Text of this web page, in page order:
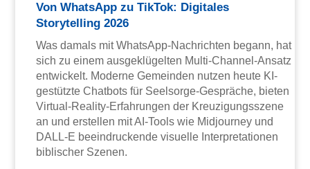
Von WhatsApp zu TikTok: Digitales
Storytelling 2026
Was damals mit WhatsApp-Nachrichten begann, hat
sich zu einem ausgeklügelten Multi-Channel-Ansatz
entwickelt. Moderne Gemeinden nutzen heute KI-
gestützte Chatbots für Seelsorge-Gespräche, bieten
Virtual-Reality-Erfahrungen der Kreuzigungsszene
an und erstellen mit AI-Tools wie Midjourney und
DALL-E beeindruckende visuelle Interpretationen
biblischer Szenen.